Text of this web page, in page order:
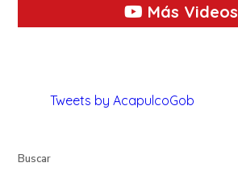
Más Videos
Tweets by AcapulcoGob
Buscar